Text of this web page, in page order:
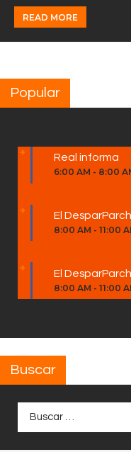
READ MORE
Popular
Real informa
6:00 AM - 8:00
El
8:00 AM - 11:00
El
8:00 AM - 11:00
Buscar